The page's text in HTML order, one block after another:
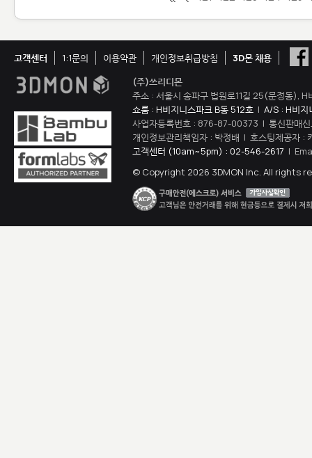
고객센터 1:1문의 이용약관 개인정보취급방침
3D몬 채용
(주)쓰리디몬
주소 : 서울시 송파구 법원로11길 25(문정동),
쇼룸 : H비지니스파크 B동 512호 | A/S : H비지
사업자등록번호 : 876-87-00373 | 통신판매
개인정보관리책임자 : 박정배 | 호스팅제공자 :
고객센터 (10am~5pm) : 02-546-2617 |
© Copyright 2026 3DMON Inc. All rights